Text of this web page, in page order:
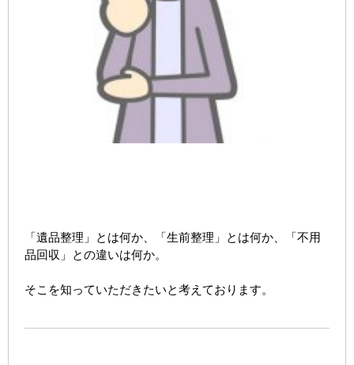
「遺品整理」とは何か、「生前整理」とは何か、「不用
品回収」との違いは何か。
そこを知っていただきたいと考えております。